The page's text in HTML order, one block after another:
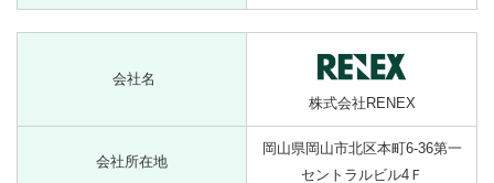
会社名
株式会社RENEX
会社所在地
岡山県岡山市北区本町6-36第一
セントラルビル4Ｆ